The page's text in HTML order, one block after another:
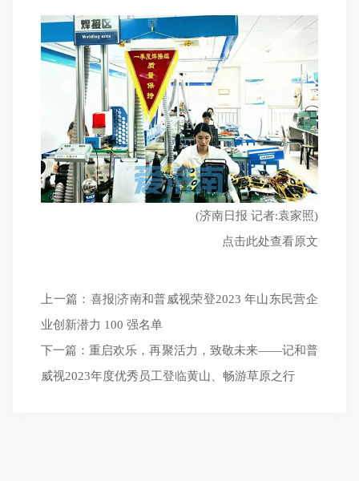
(济南日报 记者:袁家照)
点击此处查看原文
上一篇： 喜报|济南和普威视荣登2023 年山东民营企
业创新潜力 100 强名单
下一篇：重启欢乐，再聚活力，致敬未来——记和普
威视2023年度优秀员工登临黄山、畅游草原之行